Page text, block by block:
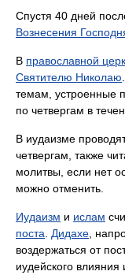
Спустя 40 дней
Вознесения
В православной
Святителю Николаю.
темам, устроенные
по четвергам в
В иудаизме
четвергам, также
молитвы, если нет
можно отменить.
Иудаизм и ислам
поста. Дидахе,
воздержаться от
иудейского влияния